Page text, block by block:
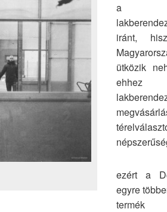
a
iránt,
ütközik
ehhez
ezért a
egyre